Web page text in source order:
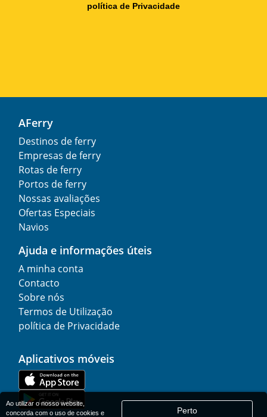
política de Privacidade
AFerry
Destinos de ferry
Empresas de ferry
Rotas de ferry
Portos de ferry
Nossas avaliações
Ofertas Especiais
Navios
Ajuda e informações úteis
A minha conta
Contacto
Sobre nós
Termos de Utilização
política de Privacidade
Aplicativos móveis
Ao utilizar o nosso website,
concorda com o uso de cookies e
Perto